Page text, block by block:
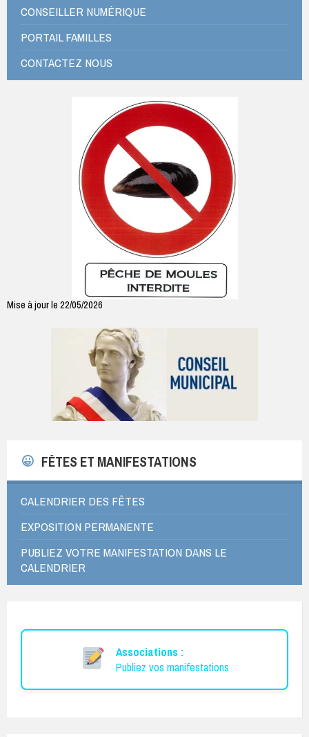
CONSEILLER NUMÉRIQUE
PORTAIL FAMILLES
CONTACTEZ NOUS
Mise à jour le 22/05/2026
FÊTES ET MANIFESTATIONS
CALENDRIER DES FÊTES
EXPOSITION PERMANENTE
PUBLIEZ VOTRE MANIFESTATION DANS LE
CALENDRIER
Associations :
Publiez vos manifestations